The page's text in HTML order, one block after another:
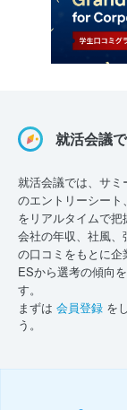
就活会議
就活会議では、サ
のエントリーシー
をリアルタイムで
会社の年収、社風
の口コミをもとに
ESから選考の傾向
す。
まずは 会員登録 を
う。